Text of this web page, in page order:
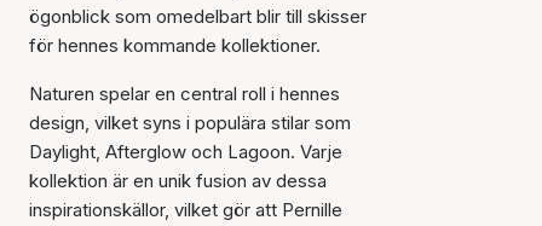
ögonblick som omedelbart blir till skisser
för hennes kommande kollektioner.
Naturen spelar en central roll i hennes
design, vilket syns i populära stilar som
Daylight, Afterglow och Lagoon. Varje
kollektion är en unik fusion av dessa
inspirationskällor, vilket gör att Pernille